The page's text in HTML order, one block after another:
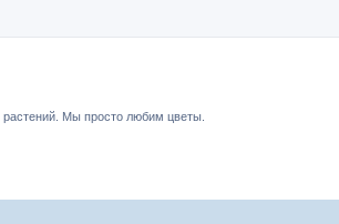
Мы просто любим цветы.